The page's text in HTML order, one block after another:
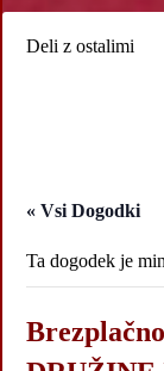
Deli z ostalimi
« Vsi Dogodki
Ta dogodek je